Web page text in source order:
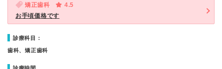
矯正歯科
4.5
お手頃価格です
診療科目：
歯科、矯正歯科